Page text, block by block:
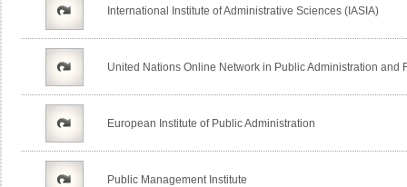
International Institute of Administrative Sciences (IASIA)
United Nations Online Network in Public Administration and
European Institute of Public Administration
Public Management Institute